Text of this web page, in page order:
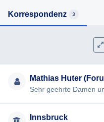
Korrespondenz 3
Innsbruck